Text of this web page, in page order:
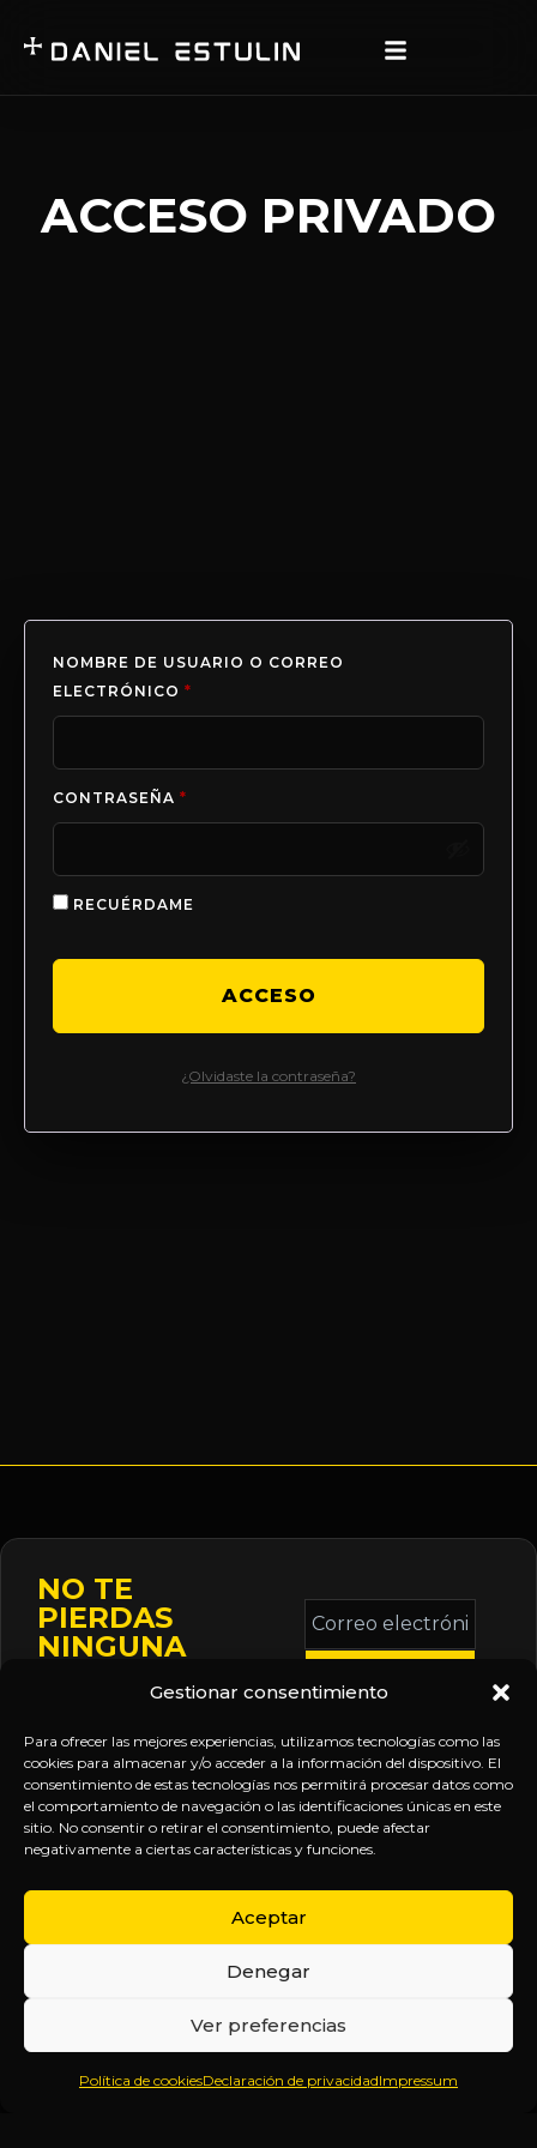
Gestionar consentimiento
Para ofrecer las mejores experiencias, utilizamos tecnologías como las
cookies para almacenar y/o acceder a la información del dispositivo. El
consentimiento de estas tecnologías nos permitirá procesar datos como
el comportamiento de navegación o las identificaciones únicas en este
sitio. No consentir o retirar el consentimiento, puede afectar
negativamente a ciertas características y funciones.
Aceptar
Denegar
Ver preferencias
Política de cookiesDeclaración de privacidadImpressum
ACCESO PRIVADO
NOMBRE DE USUARIO O CORREO
ELECTRÓNICO *
CONTRASEÑA *
RECUÉRDAME
ACCESO
¿Olvidaste la contraseña?
NO TE
PIERDAS
NINGUNA
Mantente informado
sobre la agenda de
eventos, nuevas
publicaciones y
actualizaciones de tu
suscripción.
Correo
electrónico
*
Inicio
Sobre
Política
de
SÍGUENOS